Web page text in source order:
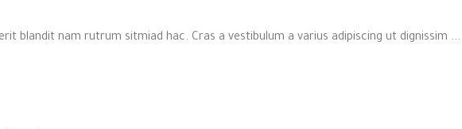
blandit nam rutrum sitmiad hac. Cras a vestibulum a varius adipiscing ut dignissim ...